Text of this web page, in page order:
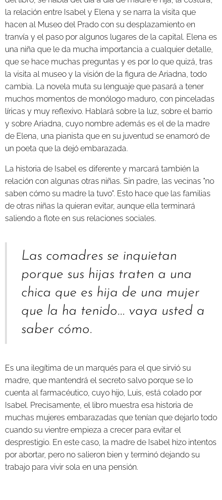
la relación entre Isabel y Elena y se narra la visita que
hacen al Museo del Prado con su desplazamiento en
tranvía y el paso por algunos lugares de la capital. Elena es
una niña que le da mucha importancia a cualquier detalle,
que se hace muchas preguntas y es por lo que quizá, tras
la visita al museo y la visión de la figura de Ariadna, todo
cambia. La novela muta su lenguaje que pasará a tener
muchos momentos de monólogo maduro, con pinceladas
líricas y muy reflexivo. Hablará sobre la luz, sobre el barrio
y sobre Ariadna, cuyo nombre además es el de la madre
de Elena, una pianista que en su juventud se enamoró de
un poeta que la dejó embarazada.
La historia de Isabel es diferente y marcará también la
relación con algunas otras niñas. Sin padre, las vecinas "no
saben cómo su madre la tuvo". Esto hace que las familias
de otras niñas la quieran evitar, aunque ella terminará
saliendo a flote en sus relaciones sociales.
Las comadres se inquietan
porque sus hijas traten a una
chica que es hija de una mujer
que la ha tenido... vaya usted a
saber cómo.
Es una ilegítima de un marqués para el que sirvió su
madre, que mantendrá el secreto salvo porque se lo
cuenta al farmacéutico, cuyo hijo, Luis, está colado por
Isabel. Precisamente, el libro muestra esa historia de
muchas mujeres embarazadas que tenían que dejarlo todo
cuando su vientre empieza a crecer para evitar el
desprestigio. En este caso, la madre de Isabel hizo intentos
por abortar, pero no salieron bien y terminó dejando su
trabajo para vivir sola en una pensión.